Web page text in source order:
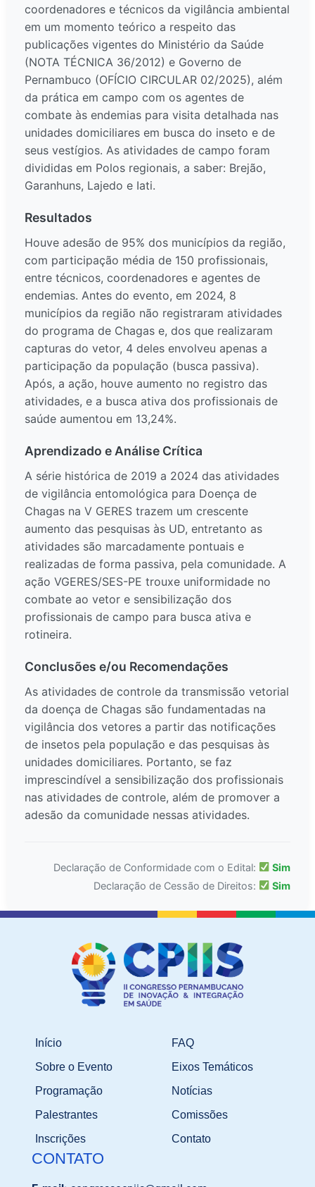
coordenadores e técnicos da vigilância ambiental
em um momento teórico a respeito das
publicações vigentes do Ministério da Saúde
(NOTA TÉCNICA 36/2012) e Governo de
Pernambuco (OFÍCIO CIRCULAR 02/2025), além
da prática em campo com os agentes de
combate às endemias para visita detalhada nas
unidades domiciliares em busca do inseto e de
seus vestígios. As atividades de campo foram
divididas em Polos regionais, a saber: Brejão,
Garanhuns, Lajedo e Iati.
Resultados
Houve adesão de 95% dos municípios da região,
com participação média de 150 profissionais,
entre técnicos, coordenadores e agentes de
endemias. Antes do evento, em 2024, 8
municípios da região não registraram atividades
do programa de Chagas e, dos que realizaram
capturas do vetor, 4 deles envolveu apenas a
participação da população (busca passiva).
Após, a ação, houve aumento no registro das
atividades, e a busca ativa dos profissionais de
saúde aumentou em 13,24%.
Aprendizado e Análise Crítica
A série histórica de 2019 a 2024 das atividades
de vigilância entomológica para Doença de
Chagas na V GERES trazem um crescente
aumento das pesquisas às UD, entretanto as
atividades são marcadamente pontuais e
realizadas de forma passiva, pela comunidade. A
ação VGERES/SES-PE trouxe uniformidade no
combate ao vetor e sensibilização dos
profissionais de campo para busca ativa e
rotineira.
Conclusões e/ou Recomendações
As atividades de controle da transmissão vetorial
da doença de Chagas são fundamentadas na
vigilância dos vetores a partir das notificações
de insetos pela população e das pesquisas às
unidades domiciliares. Portanto, se faz
imprescindível a sensibilização dos profissionais
nas atividades de controle, além de promover a
adesão da comunidade nessas atividades.
Declaração de Conformidade com o Edital:
Sim
Declaração de Cessão de Direitos:
Sim
Início
Sobre o Evento
Programação
Palestrantes
Inscrições
FAQ
Eixos Temáticos
Notícias
Comissões
Contato
CONTATO